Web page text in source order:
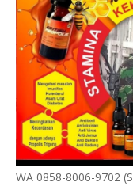
WA 0858-8006-9702